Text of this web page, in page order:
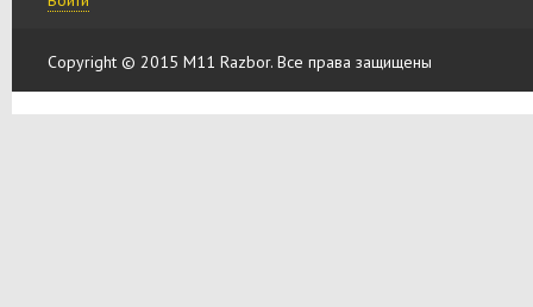
Copyright © 2015 M11 Razbor. Все права защищены